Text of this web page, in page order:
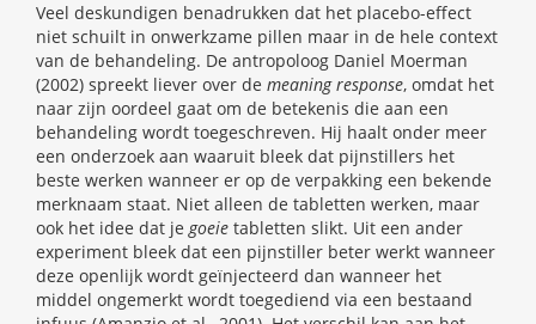
Veel deskundigen benadrukken dat het placebo-effect
niet schuilt in onwerkzame pillen maar in de hele context
van de behandeling. De antropoloog Daniel Moerman
(2002) spreekt liever over de meaning response, omdat het
naar zijn oordeel gaat om de betekenis die aan een
behandeling wordt toegeschreven. Hij haalt onder meer
een onderzoek aan waaruit bleek dat pijnstillers het
beste werken wanneer er op de verpakking een bekende
merknaam staat. Niet alleen de tabletten werken, maar
ook het idee dat jegoeie tabletten slikt. Uit een ander
experiment bleek dat een pijnstiller beter werkt wanneer
deze openlijk wordt geïnjecteerd dan wanneer het
middel ongemerkt wordt toegediend via een bestaand